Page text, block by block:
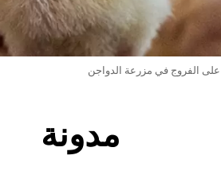
على الفروج في مزرعة الدواجن
مدونة